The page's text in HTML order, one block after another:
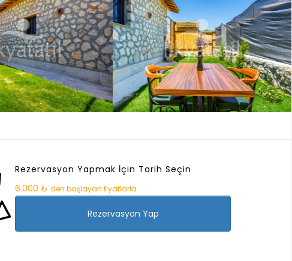
Rezervasyon Yapmak İçin Tarih Seçin
6.000 ₺ den başlayan fiyatlarla
Rezervasyon Yap